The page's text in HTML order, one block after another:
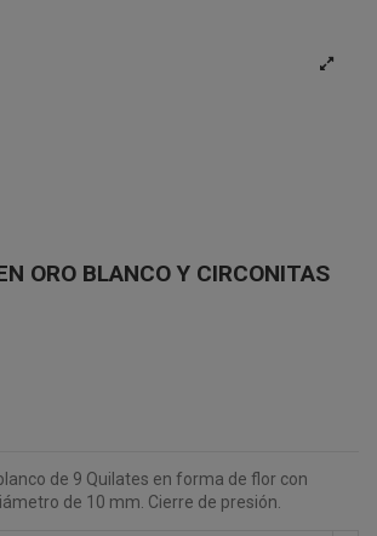
ORO BLANCO Y CIRCONITAS
de 9 Quilates en forma de flor con
de 10 mm. Cierre de presión.